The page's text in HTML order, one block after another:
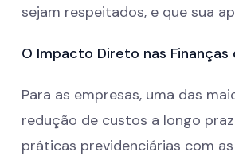
sejam respeitados, e que sua
O Impacto Direto nas Finanças
Para as empresas, uma das
redução de custos a longo
práticas previdenciárias com